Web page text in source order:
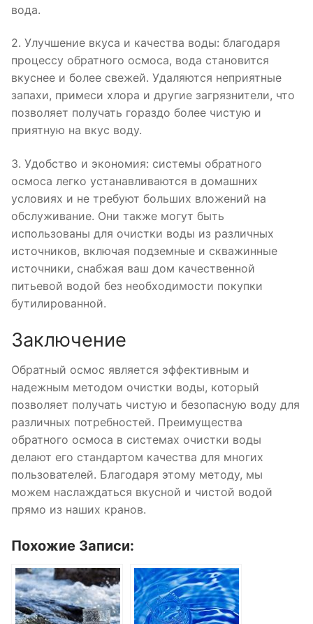
вода.
2. Улучшение вкуса и качества воды: благодаря
процессу обратного осмоса, вода становится
вкуснее и более свежей. Удаляются неприятные
запахи, примеси хлора и другие загрязнители, что
позволяет получать гораздо более чистую и
приятную на вкус воду.
3. Удобство и экономия: системы обратного
осмоса легко устанавливаются в домашних
условиях и не требуют больших вложений на
обслуживание. Они также могут быть
использованы для очистки воды из различных
источников, включая подземные и скважинные
источники, снабжая ваш дом качественной
питьевой водой без необходимости покупки
бутилированной.
Заключение
Обратный осмос является эффективным и
надежным методом очистки воды, который
позволяет получать чистую и безопасную воду для
различных потребностей. Преимущества
обратного осмоса в системах очистки воды
делают его стандартом качества для многих
пользователей. Благодаря этому методу, мы
можем наслаждаться вкусной и чистой водой
прямо из наших кранов.
Похожие Записи: